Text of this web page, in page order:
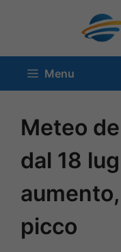
contenuto
Menu
Meteo
dal 18
picco